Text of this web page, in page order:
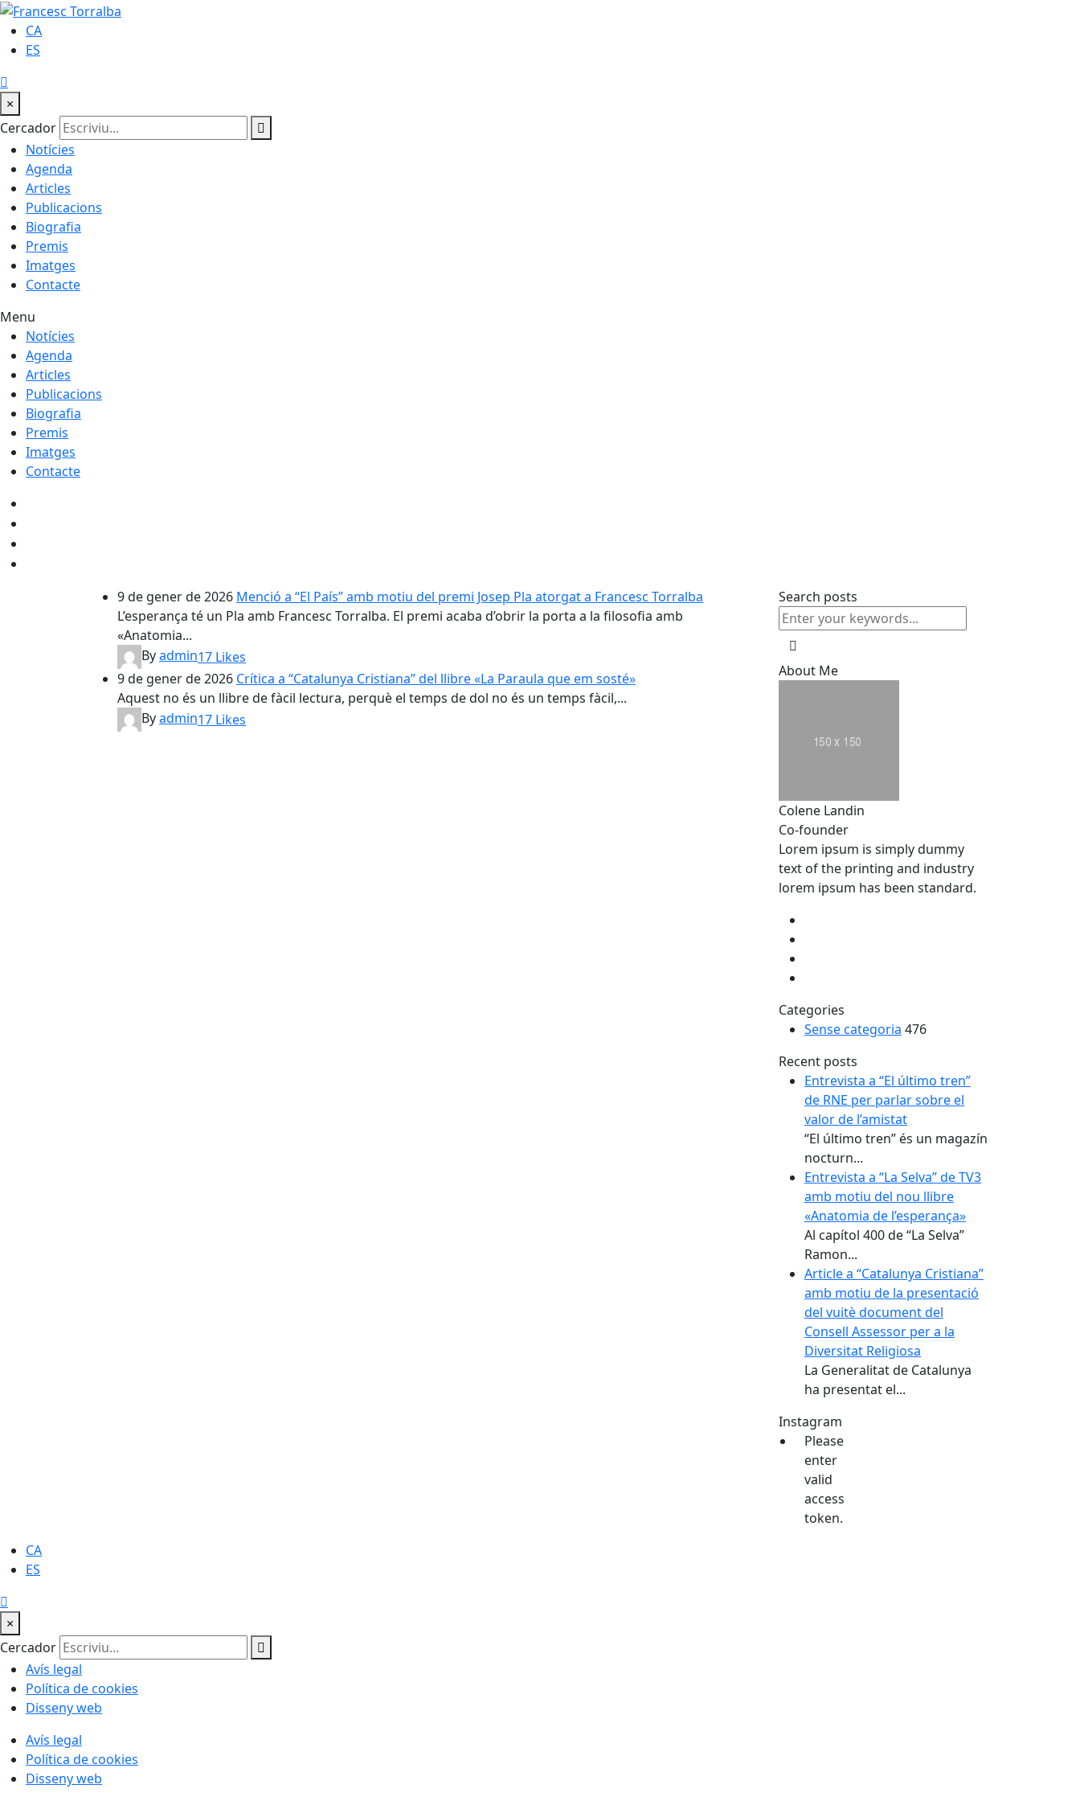
CA
ES
×
Cercador
Notícies
Agenda
Articles
Publicacions
Biografia
Premis
Imatges
Contacte
Menu
Notícies
Agenda
Articles
Publicacions
Biografia
Premis
Imatges
Contacte
9 de gener de 2026 Menció a “El País” amb motiu del premi Josep Pla atorgat a Francesc Torralba
L’esperança té un Pla amb Francesc Torralba. El premi acaba d’obrir la porta a la filosofia amb
«Anatomia...
Byadmin17 Likes
9 de gener de 2026 Crítica a “Catalunya Cristiana” del llibre «La Paraula que em sosté»
Aquest no és un llibre de fàcil lectura, perquè el temps de dol no és un temps fàcil,...
Byadmin17 Likes
Search posts
About Me
Colene Landin
Co-founder
Lorem ipsum is simply dummy
text of the printing and industry
lorem ipsum has been standard.
Categories
Sense categoria 476
Recent posts
Entrevista a “El último tren”
de RNE per parlar sobre el
valor de l’amistat
“El último tren” és un magazín
nocturn...
Entrevista a “La Selva” de TV3
amb motiu del nou llibre
«Anatomia de l’esperança»
Al capítol 400 de “La Selva”
Ramon...
Article a “Catalunya Cristiana”
amb motiu de la presentació
del vuitè document del
Consell Assessor per a la
Diversitat Religiosa
La Generalitat de Catalunya
ha presentat el...
Instagram
Please
enter
valid
access
token.
CA
ES
×
Cercador
Avís legal
Política de cookies
Disseny web
Avís legal
Política de cookies
Disseny web